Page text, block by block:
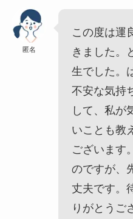
匿名
この度は運
きました。
生でした。
不安な気持
して、私が
いことも教
ございます
のですが、
丈夫です。
りがとうご